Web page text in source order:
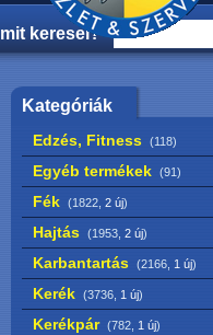
mit keresel?
Kategóriák
Edzés, Fitness (118)
Egyéb termékek (91)
Fék (1822, 2 új)
Hajtás (1953, 2 új)
Karbantartás (2166, 1 új)
Kerék (3736, 1 új)
Kerékpár (782, 1 új)